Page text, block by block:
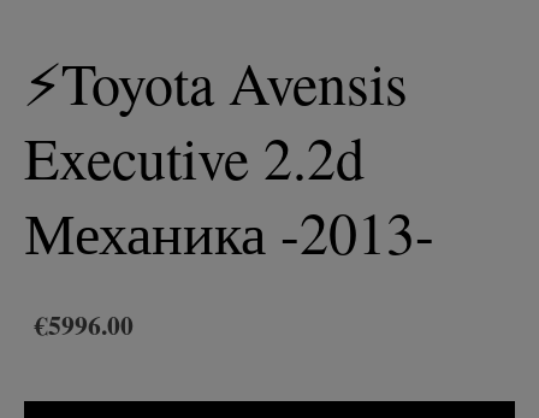
⚡️Toyota Avensis
Executive 2.2d
Механика -2013-
€5996.00